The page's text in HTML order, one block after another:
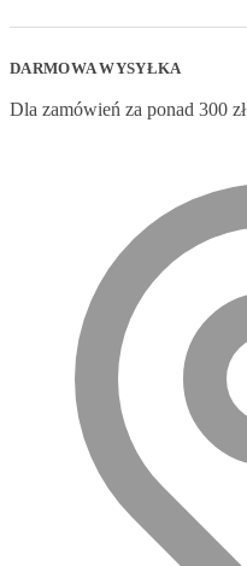
DARMOWA WYSYŁKA
Dla zamówień za ponad 300 zł